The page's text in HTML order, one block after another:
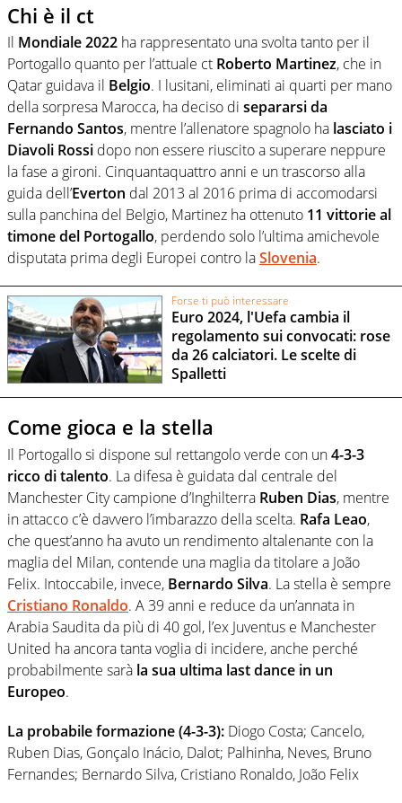
Chi è il ct
Il Mondiale 2022 ha rappresentato una svolta tanto per il
Portogallo quanto per l’attuale ct Roberto Martinez, che in
Qatar guidava il Belgio. I lusitani, eliminati ai quarti per mano
della sorpresa Marocca, ha deciso di separarsi da
Fernando Santos, mentre l’allenatore spagnolo ha lasciato i
Diavoli Rossi dopo non essere riuscito a superare neppure
la fase a gironi. Cinquantaquattro anni e un trascorso alla
guida dell’Everton dal 2013 al 2016 prima di accomodarsi
sulla panchina del Belgio, Martinez ha ottenuto 11 vittorie al
timone del Portogallo, perdendo solo l’ultima amichevole
disputata prima degli Europei contro laSlovenia.
Forse ti può interessare
Euro 2024, l'Uefa cambia il
regolamento sui convocati: rose
da 26 calciatori. Le scelte di
Spalletti
Come gioca e la stella
Il Portogallo si dispone sul rettangolo verde con un4-3-3
ricco di talento. La difesa è guidata dal centrale del
Manchester City campione d’Inghilterra Ruben Dias, mentre
in attacco c’è davvero l’imbarazzo della scelta. Rafa Leao,
che quest’anno ha avuto un rendimento altalenante con la
maglia del Milan, contende una maglia da titolare a João
Felix. Intoccabile, invece, Bernardo Silva. La stella è sempre
Cristiano Ronaldo. A 39 anni e reduce da un’annata in
Arabia Saudita da più di 40 gol, l’ex Juventus e Manchester
United ha ancora tanta voglia di incidere, anche perché
probabilmente sarà la sua ultima last dance in un
Europeo.
La probabile formazione (4-3-3): Diogo Costa; Cancelo,
Ruben Dias, Gonçalo Inácio, Dalot; Palhinha, Neves, Bruno
Fernandes; Bernardo Silva, Cristiano Ronaldo, João Felix